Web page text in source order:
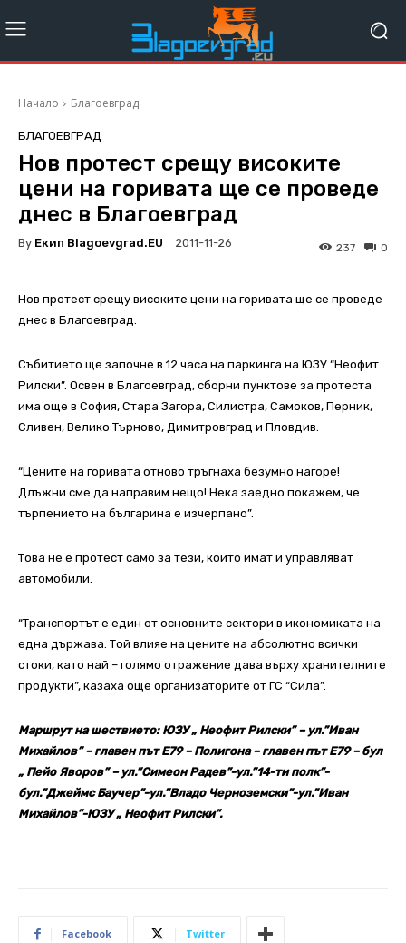
Начало Благоевград
БЛАГОЕВГРАД
Нов протест срещу високите
цени на горивата ще се проведе
днес в Благоевград
By Екип Blagoevgrad.EU 2011-11-26 0
237
Нов протест срещу високите цени на горивата ще се проведе
днес в Благоевград.
Събитието ще започне в 12 часа на паркинга на ЮЗУ “Неофит
Рилски”. Освен в Благоевград, сборни пунктове за протеста
има още в София, Стара Загора, Силистра, Самоков, Перник,
Сливен, Велико Търново, Димитровград и Пловдив.
“Цените на горивата отново тръгнаха безумно нагоре!
Длъжни сме да направим нещо! Нека заедно покажем, че
търпението на българина е изчерпано”.
Това не е протест само за тези, които имат и управляват
автомобили.
“Транспортът е един от основните сектори в икономиката на
една държава. Той влияе на цените на абсолютно всички
стоки, като най – голямо отражение дава върху хранителните
продукти”, казаха още организаторите от ГС “Сила”.
Маршрут на шествието: ЮЗУ „ Неофит Рилски” – ул.”Иван
Михайлов” – главен път Е79 – Полигона – главен път Е79 – бул
„ Пейо Яворов” – ул.”Симеон Радев”-ул.”14-ти полк”-
бул.”Джеймс Баучер”-ул.”Владо Черноземски”-ул.”Иван
Михайлов”-ЮЗУ „ Неофит Рилски”.
Facebook Twitter